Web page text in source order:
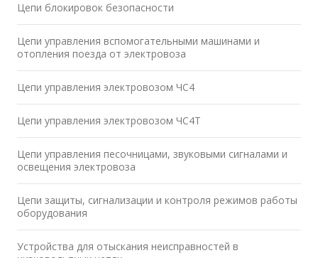
Цепи блокировок безопасности
Цепи управления вспомогательными машинами и
отопления поезда от электровоза
Цепи управления электровозом ЧС4
Цепи управления электровозом ЧС4Т
Цепи управления песочницами, звуковыми сигналами и
освещения электровоза
Цепи защиты, сигнализации и контроля режимов работы
оборудования
Устройства для отыскания неисправностей в